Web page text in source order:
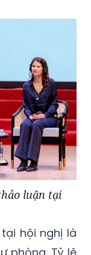
luận tại
hội nghị là